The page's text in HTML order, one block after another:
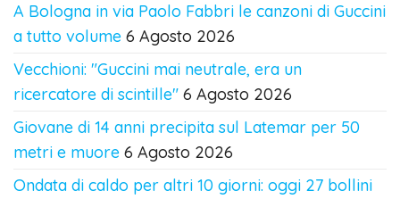
A Bologna in via Paolo Fabbri le canzoni di Guccini
a tutto volume 6 Agosto 2026
Vecchioni: "Guccini mai neutrale, era un
ricercatore di scintille" 6 Agosto 2026
Giovane di 14 anni precipita sul Latemar per 50
metri e muore 6 Agosto 2026
Ondata di caldo per altri 10 giorni: oggi 27 bollini